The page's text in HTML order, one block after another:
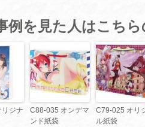
例を見た人はこち
ジナ
C88-035 オンデマ
ンド紙袋
C79-025 オリ
ル紙袋